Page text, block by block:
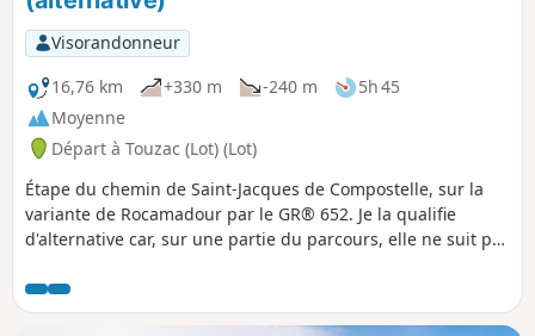
Visorandonneur
16,76 km
+330 m -240 m
5h 45
Moyenne
Départ à Touzac (Lot) (Lot)
Étape du chemin de Saint-Jacques de Compostelle, sur la
variante de Rocamadour par le GR® 652. Je la qualifie
d'alternative car, sur une partie du parcours, elle ne suit pas
difficilement praticables de ce mois de mai 2024.